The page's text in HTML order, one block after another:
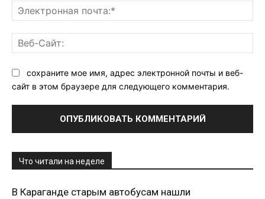
сохраните мое имя, адрес электронной почты и веб-
сайт в этом браузере для следующего комментария.
Что читали на неделе
В Караганде старым автобусам нашли